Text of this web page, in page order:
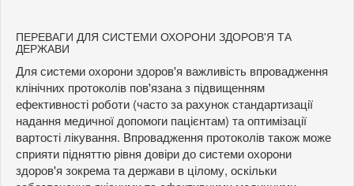
ПЕРЕВАГИ ДЛЯ СИСТЕМИ ОХОРОНИ ЗДОРОВ'Я ТА
ДЕРЖАВИ
Для системи охорони здоров'я важливість впровадження
клінічних протоколів пов'язана з підвищенням
ефективності роботи (часто за рахунок стандартизації
надання медичної допомоги пацієнтам) та оптимізації
вартості лікування. Впровадження протоколів також може
сприяти підняттю рівня довіри до системи охорони
здоров'я зокрема та держави в цілому, оскільки